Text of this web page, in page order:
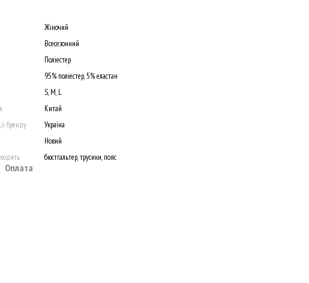
Жіночий
Всесезонний
Поліестер
95% поліестер, 5% еластан
S, M, L
Китай
бренду
Україна
Новий
бюстгальтер, трусики, пояс
Оплата